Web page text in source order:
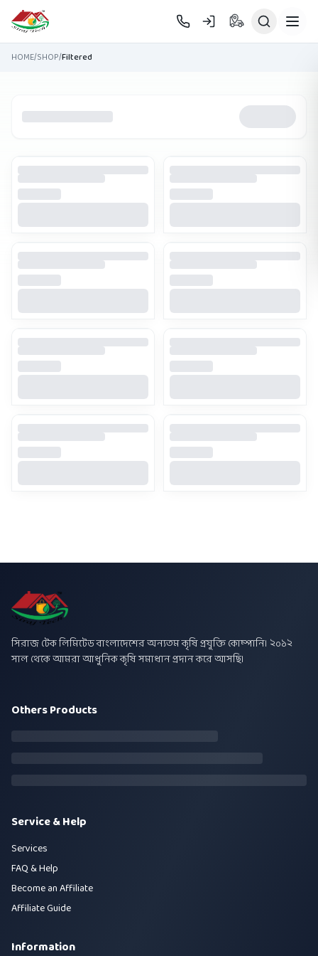
Skip to main content
HOME/SHOP/Filtered
সিরাজ টেক লিমিটেড বাংলাদেশের অন্যতম কৃষি প্রযুক্তি কোম্পানি। ২০১২
সাল থেকে আমরা আধুনিক কৃষি সমাধান প্রদান করে আসছি।
Others Products
Service & Help
Services
FAQ & Help
Become an Affiliate
Affiliate Guide
Information